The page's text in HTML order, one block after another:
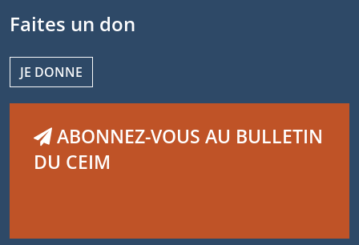
Faites un don
JE DONNE
ABONNEZ-VOUS AU BULLETIN
DU CEIM